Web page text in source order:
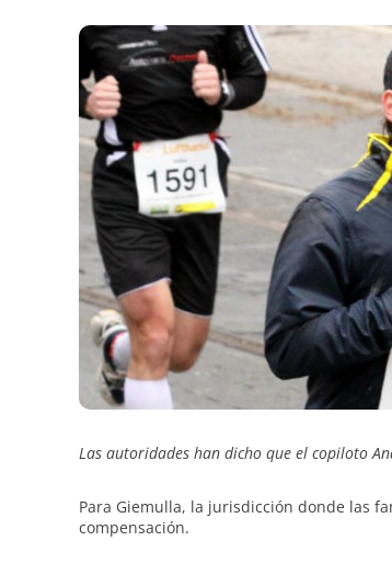
Las autoridades han dicho que el copiloto
Para Giemulla, la jurisdicción donde las
compensación.